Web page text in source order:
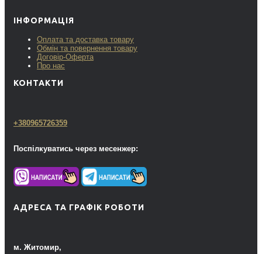
ІНФОРМАЦІЯ
Оплата та доставка товару
Обмін та повернення товару
Договір-Оферта
Про нас
КОНТАКТИ
+380965726359
Поспілкуватись через месенжер:
АДРЕСА ТА ГРАФІК РОБОТИ
м. Житомир,